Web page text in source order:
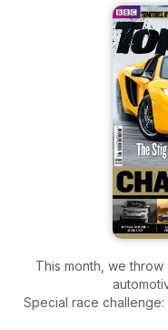
This month, we
Special race
GTC beat the